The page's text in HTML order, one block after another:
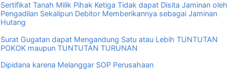
Sertifikat Tanah Milik Pihak Ketiga Tidak dapat Disita Jaminan oleh
Pengadilan Sekalipun Debitor Memberikannya sebagai Jaminan
Hutang
Surat Gugatan dapat Mengandung Satu atau Lebih TUNTUTAN
POKOK maupun TUNTUTAN TURUNAN
Dipidana karena Melanggar SOP Perusahaan